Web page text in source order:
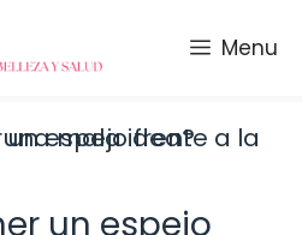
Menu
un espejo